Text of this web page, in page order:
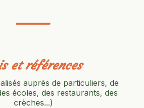
et références
auprès de particuliers, de
écoles, des restaurants, des
crèches...)